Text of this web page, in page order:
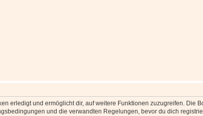
erledigt und ermöglicht dir, auf weitere Funktionen zuzugreifen. Die
und die verwandten Regelungen, bevor du dich